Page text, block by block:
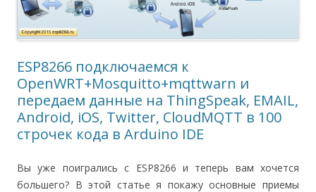
ESP8266 подключаемся к
OpenWRT+Mosquitto+mqttwarn и
передаем данные на ThingSpeak, EMAIL,
Android, iOS, Twitter, CloudMQTT в 100
строчек кода в Arduino IDE
Вы уже поигрались с ESP8266 и теперь вам хочется
большего? В этой статье я покажу основные приемы